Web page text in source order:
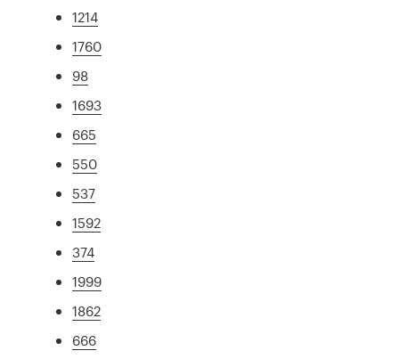
1214
1760
98
1693
665
550
537
1592
374
1999
1862
666